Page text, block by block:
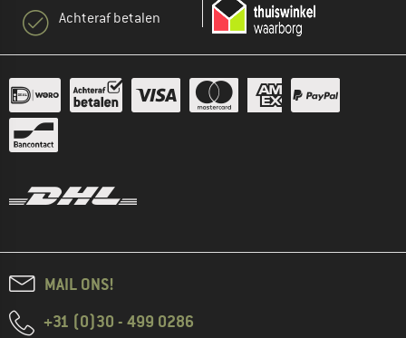
Achteraf betalen
MAIL ONS!
+31 (0)30 - 499 0286